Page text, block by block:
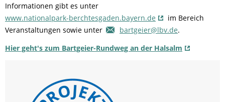
Informationen gibt es unter
www.nationalpark-berchtesgaden.bayern.de
im Bereich
Veranstaltungen sowie unter
bartgeier@lbv.de.
Hier geht's zum Bartgeier-Rundweg an der Halsalm